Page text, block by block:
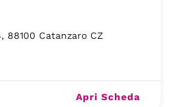
88100 Catanzaro CZ
Apri Scheda